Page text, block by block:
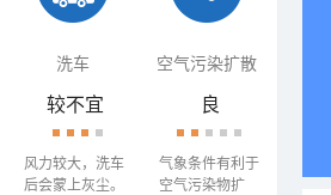
洗车 空气污染扩散
较不宜
风力较大，洗车
后会蒙上灰尘。
良
气象条件有利于
空气污染物扩